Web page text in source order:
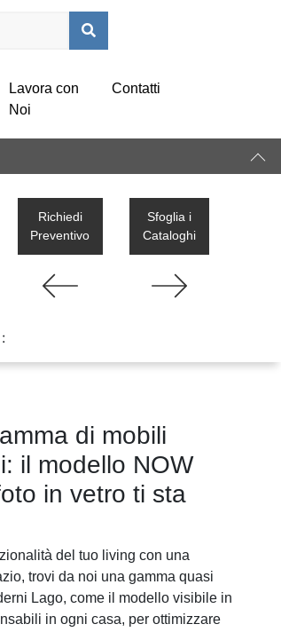
Lavora con
Noi
Contatti
Richiedi
Preventivo
Sfoglia i
Cataloghi
di mobili
il modello NOW
in vetro ti sta
del tuo living con una
trovi da noi una gamma quasi
Lago, come il modello visibile in
in ogni casa, per ottimizzare